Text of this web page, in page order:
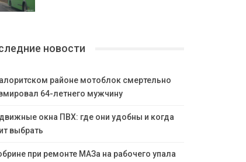
новости
районе мотоблок смертельно
64-летнего мужчину
окна ПВХ: где они удобны и когда
выбрать
при ремонте МАЗа на рабочего упала